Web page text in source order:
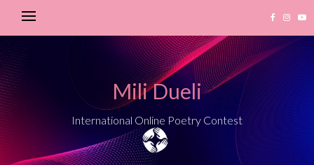
Mili Dueli
International Online Poetry Contest